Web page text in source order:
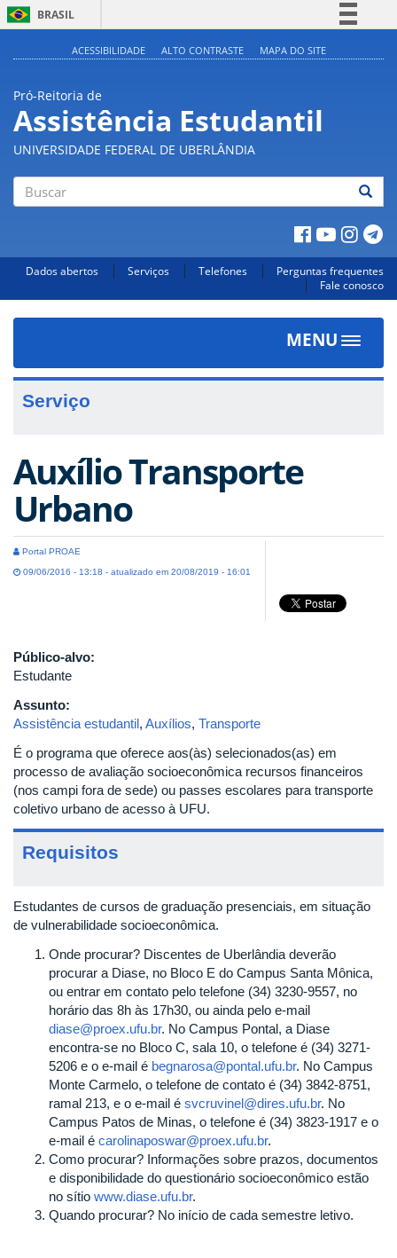
BRASIL
Acesso à informação
Legislação
Canais
ACESSIBILIDADE ALTO CONTRASTE MAPA DO SITE
Pró-Reitoria de
Assistência Estudantil
UNIVERSIDADE FEDERAL DE UBERLÂNDIA
Dados abertos Serviços Telefones
Perguntas frequentes
Fale conosco
MENU
Toggle
Serviço
Auxílio Transporte
Urbano
Portal PROAE
09/06/2016 - 13:18 - atualizado em 20/08/2019 - 16:01
Público-alvo:
Estudante
Assunto:
Assistência estudantil, Auxílios, Transporte
É o programa que oferece aos(às) selecionados(as) em
processo de avaliação socioeconômica recursos financeiros
(nos campi fora de sede) ou passes escolares para transporte
coletivo urbano de acesso à UFU.
Requisitos
Estudantes de cursos de graduação presenciais, em situação
de vulnerabilidade socioeconômica.
Onde procurar? Discentes de Uberlândia deverão
procurar a Diase, no Bloco E do Campus Santa Mônica,
ou entrar em contato pelo telefone (34) 3230-9557, no
horário das 8h às 17h30, ou ainda pelo e-mail
diase@proex.ufu.br. No Campus Pontal, a Diase
encontra-se no Bloco C, sala 10, o telefone é (34) 3271-
5206 e o e-mail é begnarosa@pontal.ufu.br. No Campus
Monte Carmelo, o telefone de contato é (34) 3842-8751,
ramal 213, e o e-mail é svcruvinel@dires.ufu.br. No
Campus Patos de Minas, o telefone é (34) 3823-1917 e o
e-mail é carolinaposwar@proex.ufu.br.
Como procurar? Informações sobre prazos, documentos
e disponibilidade do questionário socioeconômico estão
no sítio www.diase.ufu.br.
Quando procurar? No início de cada semestre letivo.